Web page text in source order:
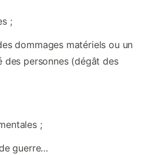
;
dommages matériels ou un
des personnes (dégât des
;
guerre…